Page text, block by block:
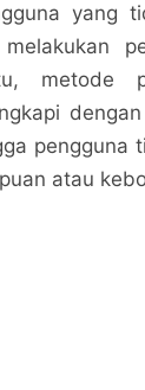
yang
metode
pengguna
atau